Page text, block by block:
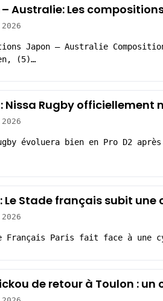
Australie: Les
Japon – Australie
(5)…
: Nissa Rugby
évoluera bien en Pro D2
: Le Stade français subit
Français Paris fait face à une
de retour à Toulon :